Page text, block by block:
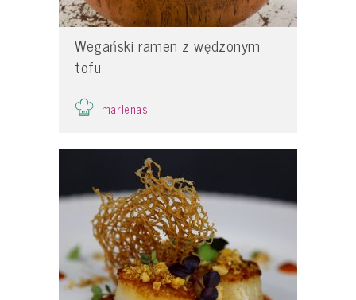
Wegański ramen z wędzonym
tofu
marlenas